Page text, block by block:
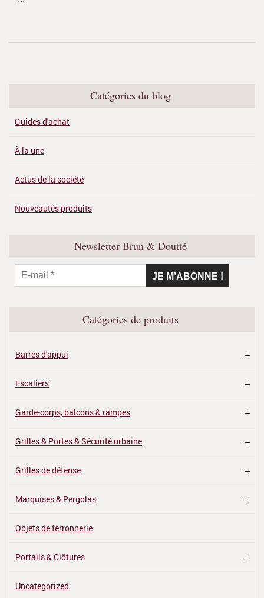
Catégories du blog
Guides d'achat
À la une
Actus de la société
Nouveautés produits
Newsletter Brun & Doutté
Catégories de produits
Barres d'appui
Escaliers
Garde-corps, balcons & rampes
Grilles & Portes & Sécurité urbaine
Grilles de défense
Marquises & Pergolas
Objets de ferronnerie
Portails & Clôtures
Uncategorized